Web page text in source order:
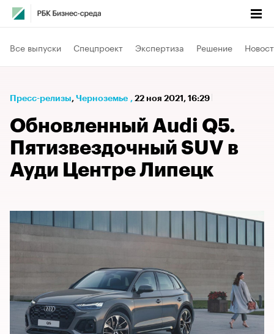
Все выпуски Спецпроект Экспертиза Решение
Пресс-релизы⁠, Черноземье , 22 ноя 2021, 16:29
Обновленный Audi Q5.
Пятизвездочный SUV в
Ауди Центре Липецк